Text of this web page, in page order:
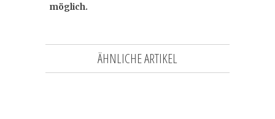
möglich.
ÄHNLICHE ARTIKEL